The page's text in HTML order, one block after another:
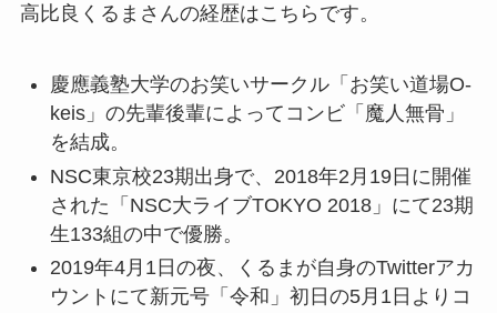
高比良くるまさんの経歴はこちらです。
慶應義塾大学のお笑いサークル「お笑い道場O-
keis」の先輩後輩によってコンビ「魔人無骨」
を結成。
NSC東京校23期出身で、2018年2月19日に開催
された「NSC大ライブTOKYO 2018」にて23期
生133組の中で優勝。
2019年4月1日の夜、くるまが自身のTwitterアカ
ウントにて新元号「令和」初日の5月1日よりコ